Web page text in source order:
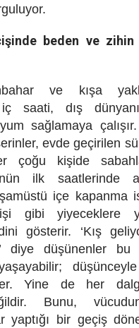
beden ve
ve kışa
iç saati, dış
sağlamaya
evde geçirilen
çoğu kişide
ilk saatlerinde
içe kapanma
gibi yiyeceklere
gösterir. ‘Kış
diye düşünenler bu
Yine de her
Bunu,
yaptığı bir geçiş